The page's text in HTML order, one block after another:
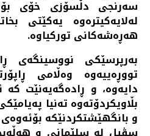
سەرنجی دڵسۆزی خۆی بۆ
لەلایەکیترەوە یەکێتی
هەڕەشەکانی تورکیاوە.
بەرپرسێکی نووسینگەی
تووڕەییەوە وەڵامی
دایەوە، و ڕادەگەیەنێت
بڵاویکردۆتەوە تەنیا
و بانگهێشتکردنێکە